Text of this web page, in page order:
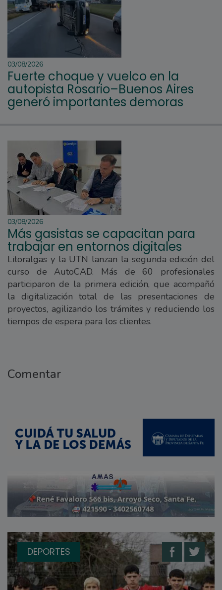
03/08/2026
Fuerte choque y vuelco en la
autopista Rosario–Buenos Aires
generó importantes demoras
03/08/2026
Más gasistas se capacitan para
trabajar en entornos digitales
Litoralgas y la UTN lanzan la segunda edición del
curso de AutoCAD. Más de 60 profesionales
participaron de la primera edición, que acompañó
la digitalización total de las presentaciones de
proyectos, agilizando los trámites y reduciendo los
tiempos de espera para los clientes.
Comentar
DEPORTES